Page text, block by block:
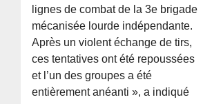
lignes de combat de la 3e brigade
mécanisée lourde indépendante.
Après un violent échange de tirs,
ces tentatives ont été repoussées
et l’un des groupes a été
entièrement anéanti », a indiqué